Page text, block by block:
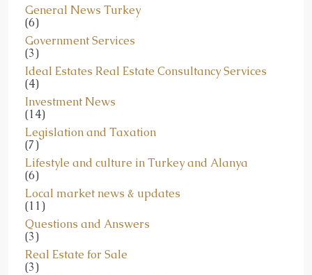
General News Turkey
(6)
Government Services
(3)
Ideal Estates Real Estate Consultancy Services
(4)
Investment News
(14)
Legislation and Taxation
(7)
Lifestyle and culture in Turkey and Alanya
(6)
Local market news & updates
(11)
Questions and Answers
(3)
Real Estate for Sale
(3)